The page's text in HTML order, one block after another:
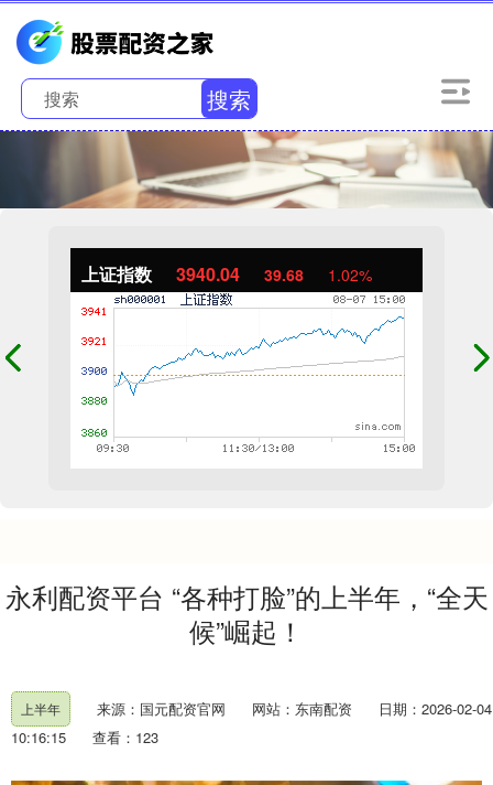
搜索
上证指数 3940.04 39.68 1.02%
永利配资平台 “各种打脸”的上半年，“全天
候”崛起！
上半年 来源：国元配资官网 网站：东南配资
日期：2026-02-04
10:16:15
查看：123